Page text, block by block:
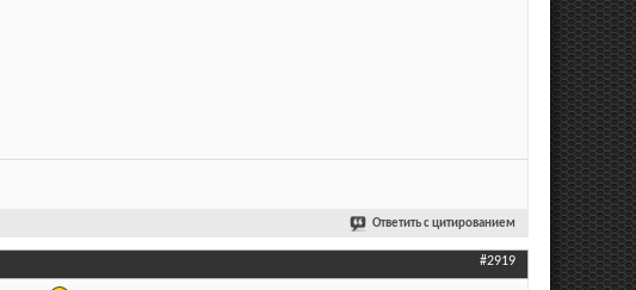
Ответить с цитированием
#2919